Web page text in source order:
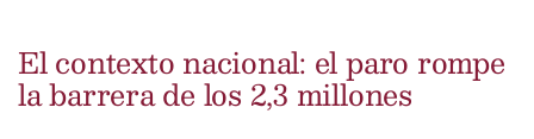
El contexto nacional: el paro rompe
la barrera de los 2,3 millones